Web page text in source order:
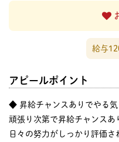
給与
アピールポイント
◆ 昇給チャンスありでやる気
頑張り次第で昇給チャンスあ
日々の努力がしっかり評価さ